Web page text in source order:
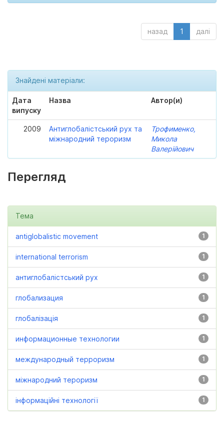
назад 1 далі
Знайдені матеріали:
Дата
випуску
Назва Автор(и)
2009
Антиглобалістський рух та
міжнародний тероризм
Трофименко,
Микола
Валерійович
Перегляд
Тема
1
antiglobalistic movement
1
international terrorism
1
антиглобалістський рух
1
глобализация
1
глобалізація
1
информационные технологии
1
международный терроризм
1
міжнародний тероризм
1
інформаційні технології